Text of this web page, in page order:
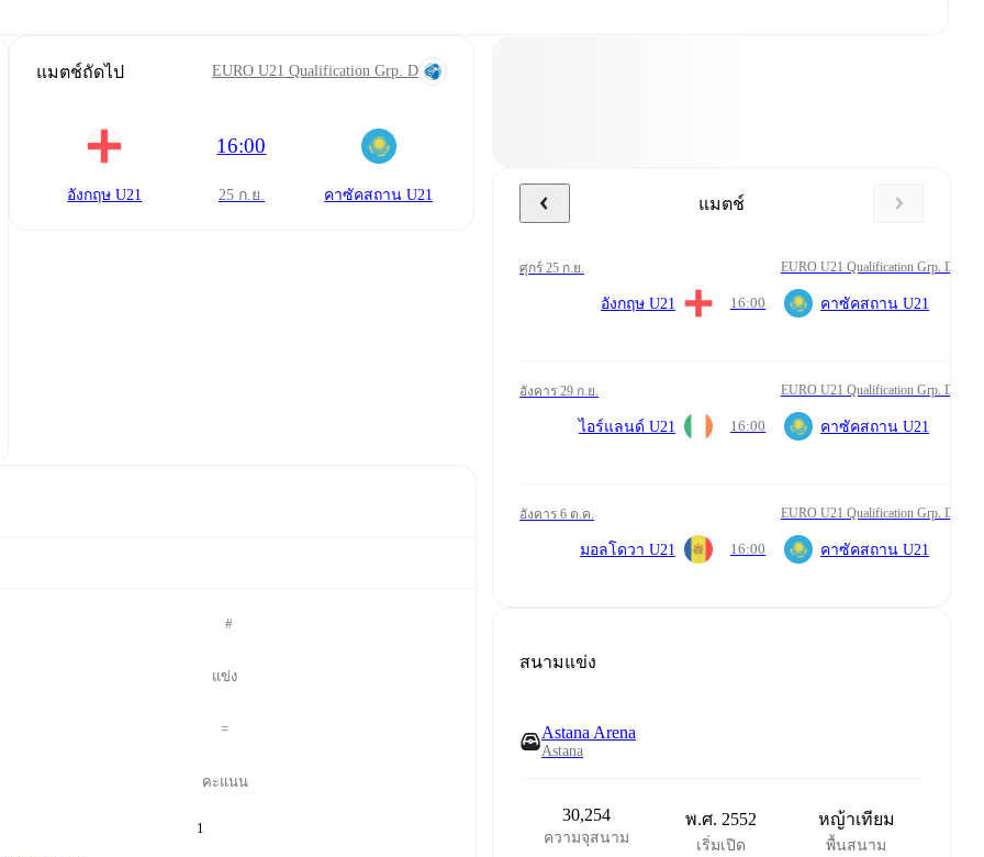
แมตช์ถัดไป EURO U21 Qualification Grp. D
อังกฤษ U21
16:00
25 ก.ย. คาซัคสถาน U21
#
แข่ง
=
คะแนน
1
แมตช์
ศุกร์ 25 ก.ย. EURO U21 Qualification Grp. D
อังกฤษ U21 16:00 คาซัคสถาน U21
อังคาร 29 ก.ย. EURO U21 Qualification Grp. D
ไอร์แลนด์ U21 16:00 คาซัคสถาน U21
อังคาร 6 ต.ค. EURO U21 Qualification Grp. D
มอลโดวา U21 16:00 คาซัคสถาน U21
สนามแข่ง
Astana Arena
Astana
30,254
ความจุสนาม
พ.ศ. 2552
เริ่มเปิด
หญ้าเทียม
พื้นสนาม